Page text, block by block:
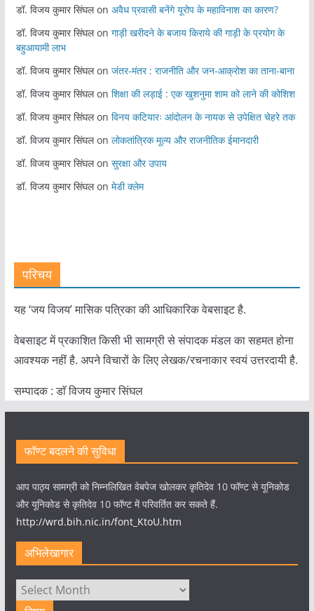
डॉ. विजय कुमार सिंघलon अवैध प्रवासी बनेंगे यूरोप के महाविनाश का कारण?
डॉ. विजय कुमार सिंघलon गाड़ी खरीदने के बजाय किराये की गाड़ी के प्रयोग के
बहुआयामी लाभ
डॉ. विजय कुमार सिंघलon जंतर-मंतर : राजनीति और जन-आक्रोश का ताना-बाना
डॉ. विजय कुमार सिंघलon शिक्षा की लड़ाई : एक खुशनुमा शाम को लाने की कोशिश
डॉ. विजय कुमार सिंघलon विनय कटियारः आंदोलन के नायक से उपेक्षित चेहरे तक
डॉ. विजय कुमार सिंघलon लोकतांत्रिक मूल्य और राजनीतिक ईमानदारी
डॉ. विजय कुमार सिंघलon सुरक्षा और उपाय
डॉ. विजय कुमार सिंघलon मेडी क्लेम
परिचय
यह ‘जय विजय’ मासिक पत्रिका की आधिकारिक वेबसाइट है.
वेबसाइट में प्रकाशित किसी भी सामग्री से संपादक मंडल का सहमत होना
आवश्यक नहीं है. अपने विचारों के लिए लेखक/रचनाकार स्वयं उत्तरदायी है.
सम्पादक : डाॅ विजय कुमार सिंघल
फॉण्ट बदलने की सुविधा
आप पाठ्य सामग्री को निम्नलिखित वेबपेज खोलकर कृतिदेव 10 फॉण्ट से यूनिकोड
और यूनिकोड से कृतिदेव 10 फॉण्ट में परिवर्तित कर सकते हैं.
http://wrd.bih.nic.in/font_KtoU.htm
अभिलेखागार
अभिलेखागार